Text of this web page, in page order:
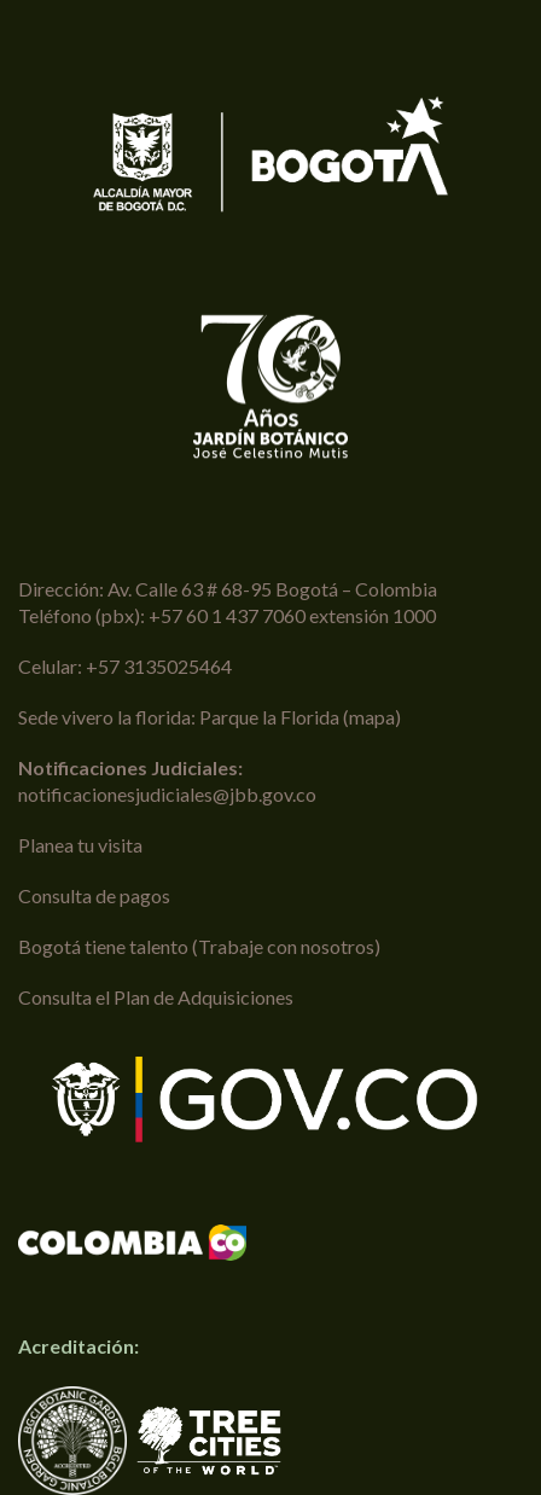
Dirección: Av. Calle 63 # 68-95 Bogotá – Colombia
Teléfono (pbx): +57 60 1 437 7060 extensión 1000
Celular: +57 3135025464
Sede vivero la florida: Parque la Florida (mapa)
Notificaciones Judiciales:
notificacionesjudiciales@jbb.gov.co
Planea tu visita
Consulta de pagos
Bogotá tiene talento (Trabaje con nosotros)
Consulta el Plan de Adquisiciones
Acreditación: